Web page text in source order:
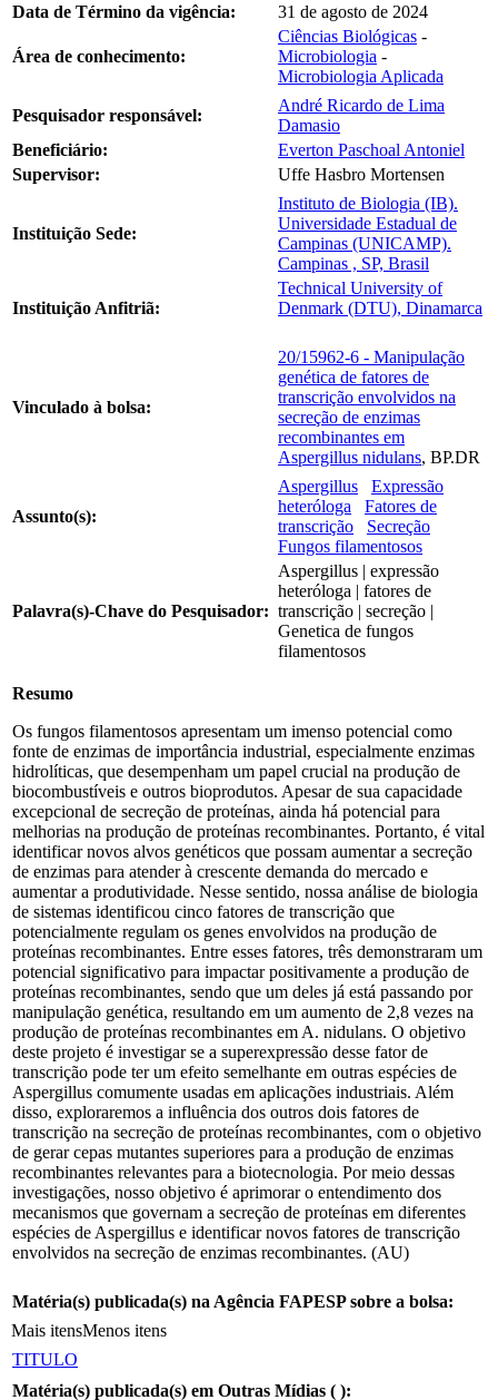
Data de Término da vigência:
31 de agosto de 2024
Área de conhecimento:
Ciências Biológicas -
Microbiologia -
Microbiologia Aplicada
Pesquisador responsável:
André Ricardo de Lima
Damasio
Beneficiário:
Everton Paschoal Antoniel
Supervisor:
Uffe Hasbro Mortensen
Instituição Sede:
Instituto de Biologia (IB).
Universidade Estadual de
Campinas (UNICAMP).
Campinas , SP, Brasil
Instituição Anfitriã:
Technical University of
Denmark (DTU), Dinamarca
Vinculado à bolsa:
20/15962-6 - Manipulação
genética de fatores de
transcrição envolvidos na
secreção de enzimas
recombinantes em
Aspergillus nidulans, BP.DR
Assunto(s):
Aspergillus
Expressão
heteróloga
Fatores de
transcrição
Secreção
Fungos filamentosos
Palavra(s)-Chave do Pesquisador:
Aspergillus | expressão
heteróloga | fatores de
transcrição | secreção |
Genetica de fungos
filamentosos
Resumo
Os fungos filamentosos apresentam um imenso potencial como
fonte de enzimas de importância industrial, especialmente enzimas
hidrolíticas, que desempenham um papel crucial na produção de
biocombustíveis e outros bioprodutos. Apesar de sua capacidade
excepcional de secreção de proteínas, ainda há potencial para
melhorias na produção de proteínas recombinantes. Portanto, é vital
identificar novos alvos genéticos que possam aumentar a secreção
de enzimas para atender à crescente demanda do mercado e
aumentar a produtividade. Nesse sentido, nossa análise de biologia
de sistemas identificou cinco fatores de transcrição que
potencialmente regulam os genes envolvidos na produção de
proteínas recombinantes. Entre esses fatores, três demonstraram um
potencial significativo para impactar positivamente a produção de
proteínas recombinantes, sendo que um deles já está passando por
manipulação genética, resultando em um aumento de 2,8 vezes na
produção de proteínas recombinantes em A. nidulans. O objetivo
deste projeto é investigar se a superexpressão desse fator de
transcrição pode ter um efeito semelhante em outras espécies de
Aspergillus comumente usadas em aplicações industriais. Além
disso, exploraremos a influência dos outros dois fatores de
transcrição na secreção de proteínas recombinantes, com o objetivo
de gerar cepas mutantes superiores para a produção de enzimas
recombinantes relevantes para a biotecnologia. Por meio dessas
investigações, nosso objetivo é aprimorar o entendimento dos
mecanismos que governam a secreção de proteínas em diferentes
espécies de Aspergillus e identificar novos fatores de transcrição
envolvidos na secreção de enzimas recombinantes. (AU)
Matéria(s) publicada(s) na Agência FAPESP sobre a bolsa:
Mais itensMenos itens
TITULO
Matéria(s) publicada(s) em Outras Mídias ( ):